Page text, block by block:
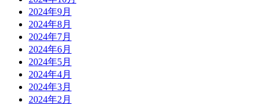
2024年9月
2024年8月
2024年7月
2024年6月
2024年5月
2024年4月
2024年3月
2024年2月